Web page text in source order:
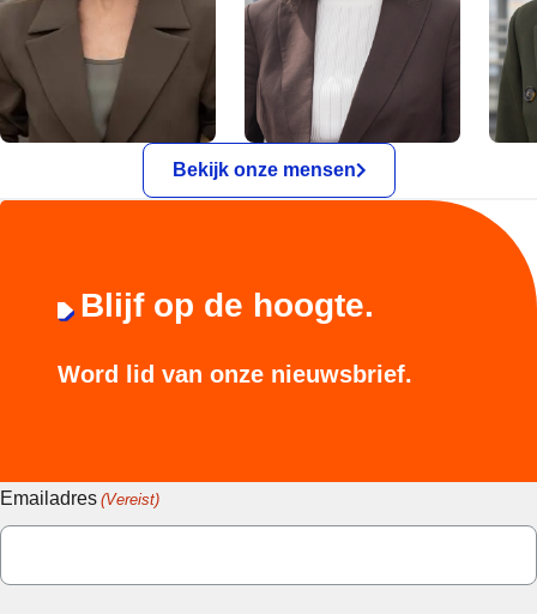
Bekijk onze mensen
Blijf op de hoogte.
Word lid van onze nieuwsbrief.
Emailadres (Vereist)